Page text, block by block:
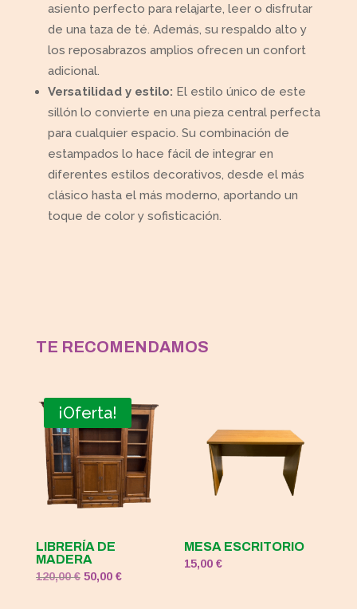
asiento perfecto para relajarte, leer o disfrutar
de una taza de té. Además, su respaldo alto y
los reposabrazos amplios ofrecen un confort
adicional.
Versatilidad y estilo: El estilo único de este
sillón lo convierte en una pieza central perfecta
para cualquier espacio. Su combinación de
estampados lo hace fácil de integrar en
diferentes estilos decorativos, desde el más
clásico hasta el más moderno, aportando un
toque de color y sofisticación.
TE RECOMENDAMOS
¡Oferta!
LIBRERÍA DE
MADERA
120,00€ El
50,00 €El
MESA ESCRITORIO
15,00€